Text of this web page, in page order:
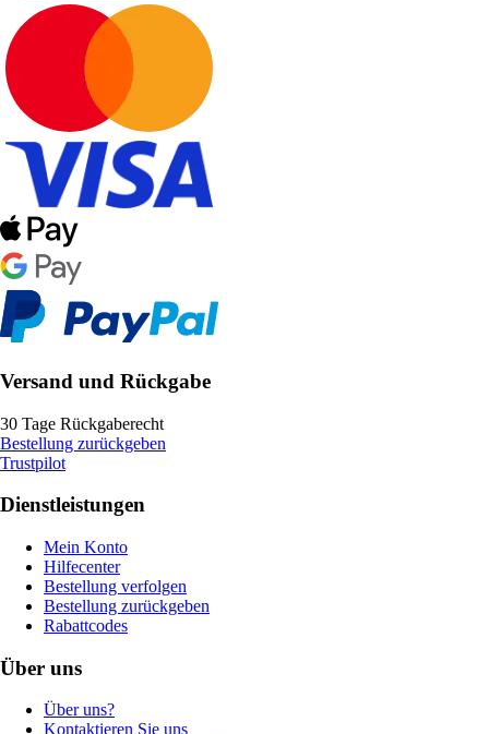
Versand und Rückgabe
30 Tage Rückgaberecht
Bestellung zurückgeben
Trustpilot
Dienstleistungen
Mein Konto
Hilfecenter
Bestellung verfolgen
Bestellung zurückgeben
Rabattcodes
Über uns
Über uns?
Kontaktieren Sie uns